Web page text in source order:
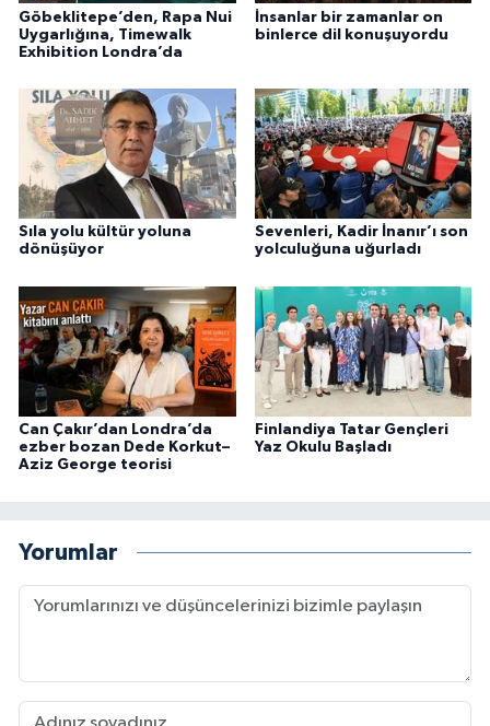
Göbeklitepe’den, Rapa Nui
Uygarlığına, Timewalk
Exhibition Londra’da
İnsanlar bir zamanlar on
binlerce dil konuşuyordu
Sıla yolu kültür yoluna
dönüşüyor
Sevenleri, Kadir İnanır’ı son
yolculuğuna uğurladı
Can Çakır’dan Londra’da
ezber bozan Dede Korkut–
Aziz George teorisi
Finlandiya Tatar Gençleri
Yaz Okulu Başladı
Yorumlar